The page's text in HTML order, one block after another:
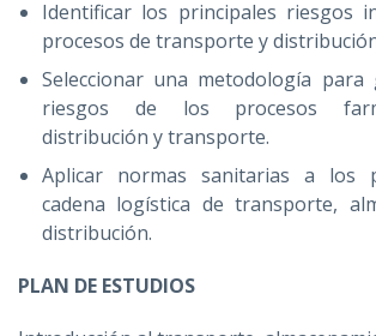
Identificar los principales riesgos
procesos de transporte y
Seleccionar una metodología para
riesgos de los procesos
distribución y transporte.
Aplicar normas sanitarias a los
cadena logística de transporte,
distribución.
PLAN DE ESTUDIOS